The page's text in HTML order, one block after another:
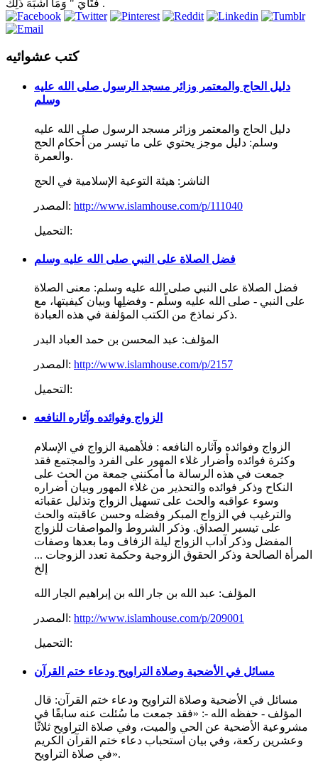
فَتَايَ " وَمَا أَشْبَهَ ذَلِكَ .
كتب عشوائيه
دليل الحاج والمعتمر وزائر مسجد الرسول صلى الله عليه
وسلم
دليل الحاج والمعتمر وزائر مسجد الرسول صلى الله عليه
وسلم: دليل موجز يحتوي على ما تيسر من أحكام الحج
والعمرة.
الناشر: هيئة التوعية الإسلامية في الحج
المصدر: http://www.islamhouse.com/p/111040
التحميل:
فضل الصلاة على النبي صلى الله عليه وسلم
فضل الصلاة على النبي صلى الله عليه وسلم: معنى الصلاة
على النبي - صلى الله عليه وسلّم - وفضلِها وبيان كيفيتها، مع
ذكر نماذجَ من الكتب المؤلفة في هذه العبادة.
المؤلف: عبد المحسن بن حمد العباد البدر
المصدر: http://www.islamhouse.com/p/2157
التحميل:
الزواج وفوائده وآثاره النافعه
الزواج وفوائده وآثاره النافعه : فلأهمية الزواج في الإسلام
وكثرة فوائده وأضرار غلاء المهور على الفرد والمجتمع فقد
جمعت في هذه الرسالة ما أمكنني جمعة من الحث على
النكاح وذكر فوائده والتحذير من غلاء المهور وبيان أضراره
وسوء عواقبه والحث على تسهيل الزواج وتذليل عقباته
والترغيب في الزواج المبكر وفضله وحسن عاقبته والحث
على تيسير الصداق. وذكر الشروط والمواصفات للزواج
المفضل وذكر آداب الزواج ليلة الزفاف وما بعدها وصفات
المرأة الصالحة وذكر الحقوق الزوجية وحكمة تعدد الزوجات ...
إلخ
المؤلف: عبد الله بن جار الله بن إبراهيم الجار الله
المصدر: http://www.islamhouse.com/p/209001
التحميل:
مسائل في الأضحية وصلاة التراويح ودعاء ختم القرآن
مسائل في الأضحية وصلاة التراويح ودعاء ختم القرآن: قال
المؤلف - حفظه الله -: «فقد جمعت ما سُئلت عنه سابقًا في
مشروعية الأضحية عن الحي والميت، وفي صلاة التراويح ثلاثًا
وعشرين ركعة، وفي بيان استحباب دعاء ختم القرآن الكريم
في صلاة التراويح».